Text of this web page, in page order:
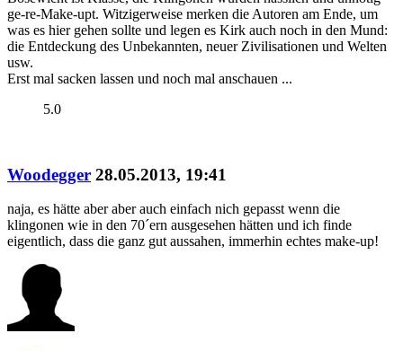
ge-re-Make-upt. Witzigerweise merken die Autoren am Ende, um
was es hier gehen sollte und legen es Kirk auch noch in den Mund:
die Entdeckung des Unbekannten, neuer Zivilisationen und Welten
usw.
Erst mal sacken lassen und noch mal anschauen ...
5.0
Woodegger 28.05.2013, 19:41
naja, es hätte aber aber auch einfach nich gepasst wenn die
klingonen wie in den 70´ern ausgesehen hätten und ich finde
eigentlich, dass die ganz gut aussahen, immerhin echtes make-up!